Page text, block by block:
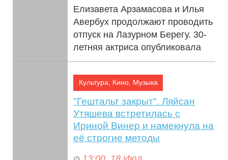
Елизавета Арзамасова и Илья
Авербух продолжают проводить
отпуск на Лазурном Берегу. 30-
летняя актриса опубликовала
новые фото и видео из
путешествия,...
Культура, Кино, Музыка
"Гештальт закрыт". Ляйсан
Утяшева встретилась с
Ириной Винер и намекнула на
её строгие методы